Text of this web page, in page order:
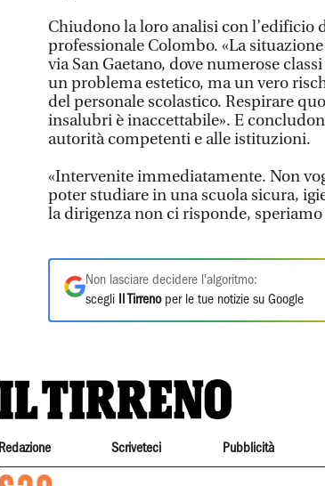
Chiudono la loro analisi con l’edificio
professionale Colombo. «La
via San Gaetano, dove numerose
un problema estetico, ma un vero
del personale scolastico. Respirare
insalubri è inaccettabile». E
autorità competenti e alle istituzioni.
«Intervenite immediatamente. Non
poter studiare in una scuola sicura,
la dirigenza non ci risponde,
Non lasciare decidere l'algoritmo:
scegli
Il Tirrenoper le tue notizie su Google
Redazione Scriveteci Pubblicità